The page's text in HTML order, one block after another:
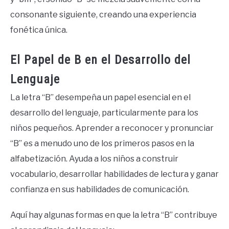
consonante siguiente, creando una experiencia
fonética única.
El Papel de B en el Desarrollo del
Lenguaje
La letra “B” desempeña un papel esencial en el
desarrollo del lenguaje, particularmente para los
niños pequeños. Aprender a reconocer y pronunciar
“B” es a menudo uno de los primeros pasos en la
alfabetización. Ayuda a los niños a construir
vocabulario, desarrollar habilidades de lectura y ganar
confianza en sus habilidades de comunicación.
Aquí hay algunas formas en que la letra “B” contribuye